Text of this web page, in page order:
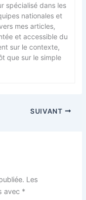
spécialisé dans les
nationales et
mes articles,
et accessible du
sur le contexte,
que sur le simple
SUIVANT
Les
avec *